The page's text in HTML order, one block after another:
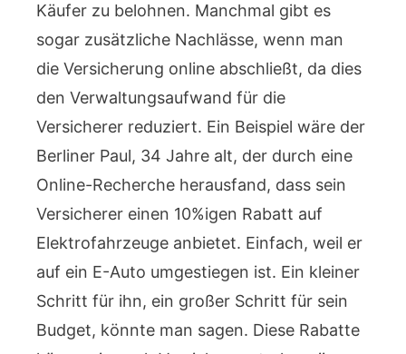
Käufer zu belohnen. Manchmal gibt es
sogar zusätzliche Nachlässe, wenn man
die Versicherung online abschließt, da dies
den Verwaltungsaufwand für die
Versicherer reduziert. Ein Beispiel wäre der
Berliner Paul, 34 Jahre alt, der durch eine
Online-Recherche herausfand, dass sein
Versicherer einen 10%igen Rabatt auf
Elektrofahrzeuge anbietet. Einfach, weil er
auf ein E-Auto umgestiegen ist. Ein kleiner
Schritt für ihn, ein großer Schritt für sein
Budget, könnte man sagen. Diese Rabatte